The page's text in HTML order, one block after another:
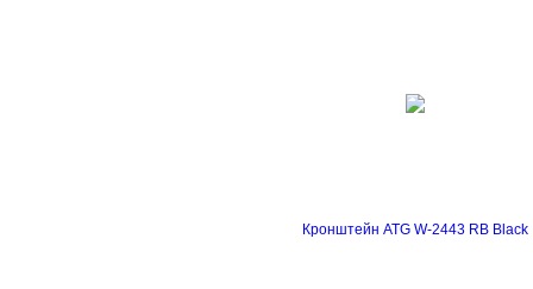
Кронштейн ATG W-2443 RB Black